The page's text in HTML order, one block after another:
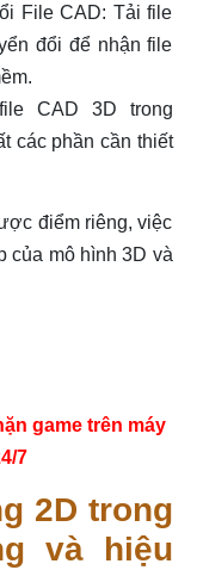
File CAD: Tải file
đổi để nhận file
CAD 3D trong
các phần cần thiết
điểm riêng, việc
của mô hình 3D và
game trên máy
7
2D trong
và hiệu